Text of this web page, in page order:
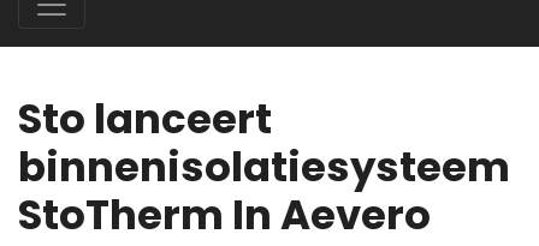
Sto lanceert
binnenisolatiesysteem
StoTherm In Aevero